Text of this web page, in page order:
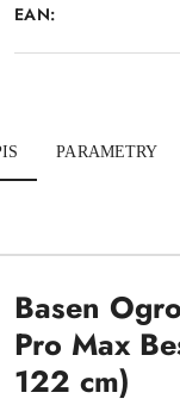
EAN:
PARAMETRY
Basen
Pro Max
122 cm)